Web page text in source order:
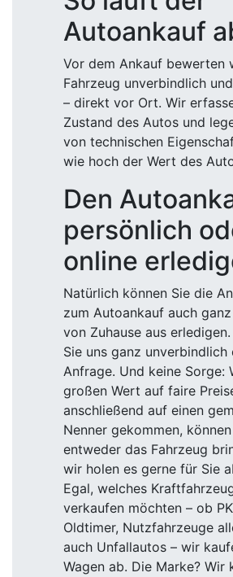
Autoankauf
Vor dem Ankauf bewerten
Fahrzeug unverbindlich
– direkt vor Ort. Wir
Zustand des Autos und
von technischen
wie hoch der Wert des
Den
persönlich
online
Natürlich können Sie die
zum Autoankauf auch
von Zuhause aus
Sie uns ganz unverbindlich
Anfrage. Und keine Sorge:
großen Wert auf faire
anschließend auf einen
Nenner gekommen,
entweder das Fahrzeug
wir holen es gerne für Sie
Egal, welches
verkaufen möchten – ob
Oldtimer, Nutzfahrzeuge
auch Unfallautos – wir
Wagen ab. Die Marke? Wir